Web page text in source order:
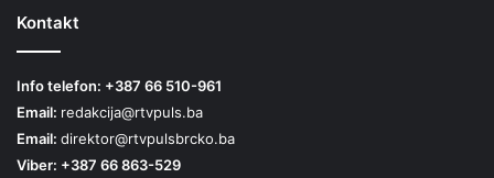
Kontakt
Info telefon: +387 66 510-961
Email: redakcija@rtvpuls.ba
Email: direktor@rtvpulsbrcko.ba
Viber: +387 66 863-529